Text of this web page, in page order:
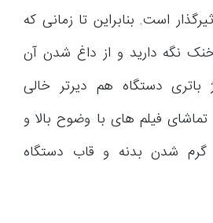
است. بنابراین تا زمانی که
نگه دارید و از داغ شدن آن
باتری دستگاه هم دیرتر خالی
فیلم های با وضوح بالا و
شدن بدنه و قاب دستگاه